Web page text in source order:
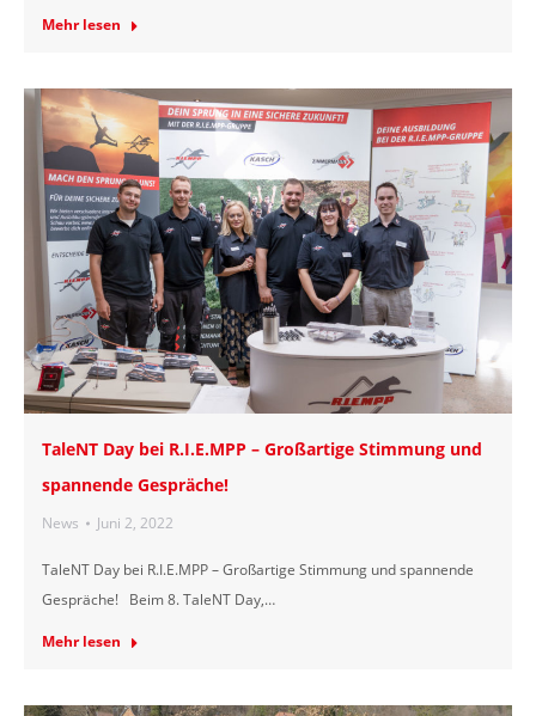
Mehr lesen
TaleNT Day bei R.I.E.MPP – Großartige Stimmung und
spannende Gespräche!
News Juni 2, 2022
TaleNT Day bei R.I.E.MPP – Großartige Stimmung und spannende
Gespräche! Beim 8. TaleNT Day,…
Mehr lesen